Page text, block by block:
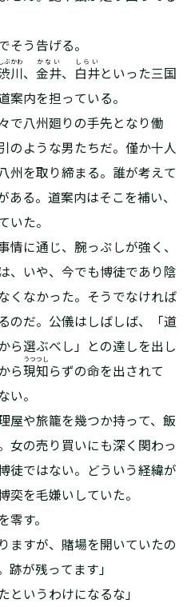
う告げる。
川
しぶかわ
、 金井
かない
、 白井
しらい
といった三国
案内を担っている。
で八州廻りの手先となり働
のような男たちだ。僅か十人
州を取り締まる。誰が考えて
ある。道案内はそこを補い、
いた。
に通じ、腕っぷしが強く、
、いや、今でも博徒であり陰
くなかった。そうでなければ
のだ。公儀はしばしば、「道
ら選ぶべし」との達しを出し
ら現知
うつつし
らずの命を出されて
い。
屋や旅籠を幾つか持って、飯
女の売り買いにも深く関わっ
徒ではない。どういう経緯が
奕を毛嫌いしていた。
す。
ますが、賭場を開いていたの
跡が残ってます」
というわけになるな」